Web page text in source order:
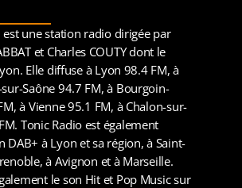
est une station radio dirigée par
et Charles COUTY dont le
Elle diffuse à Lyon 98.4 FM, à
Saône 94.7 FM, à Bourgoin-
à Vienne 95.1 FM, à Chalon-sur-
Tonic Radio est également
DAB+ à Lyon et sa région, à Saint-
à Avignon et à Marseille.
le son Hit et Pop Music sur